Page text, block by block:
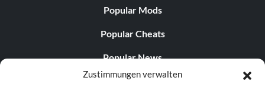
Zustimmungen verwalten
Popular Mods
Popular Cheats
Popular News
Popular Editorials